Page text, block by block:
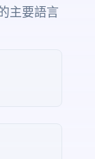
主要語言